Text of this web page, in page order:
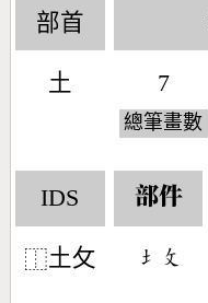
部首
土 7
總筆畫數
IDS
⿰土攵
部件
󶁣󶃜